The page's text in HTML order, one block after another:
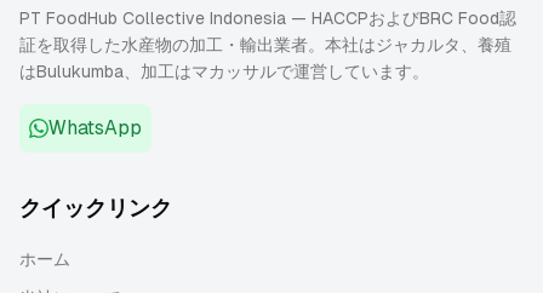
PT FoodHub Collective Indonesia — HACCPおよびBRC Food認
証を取得した水産物の加工・輸出業者。本社はジャカルタ、養殖
はBulukumba、加工はマカッサルで運営しています。
WhatsApp
クイックリンク
ホーム